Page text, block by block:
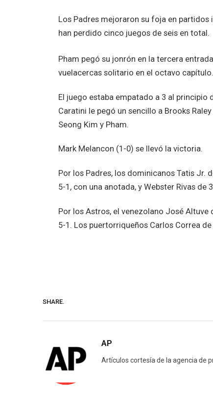
Los Padres mejoraron su foja en partidos
han perdido cinco juegos de seis en total.
Pham pegó su jonrón en la tercera
vuelacercas solitario en el octavo capítulo.
El juego estaba empatado a 3 al
Caratini le pegó un sencillo a Brooks
Seong Kim y Pham.
Mark Melancon (1-0) se llevó la victoria.
Por los Padres, los dominicanos Tatis Jr.
5-1, con una anotada, y Webster Rivas
Por los Astros, el venezolano José Altuve
5-1. Los puertorriqueños Carlos Correa
SHARE.
AP
Artículos cortesía de la agencia de